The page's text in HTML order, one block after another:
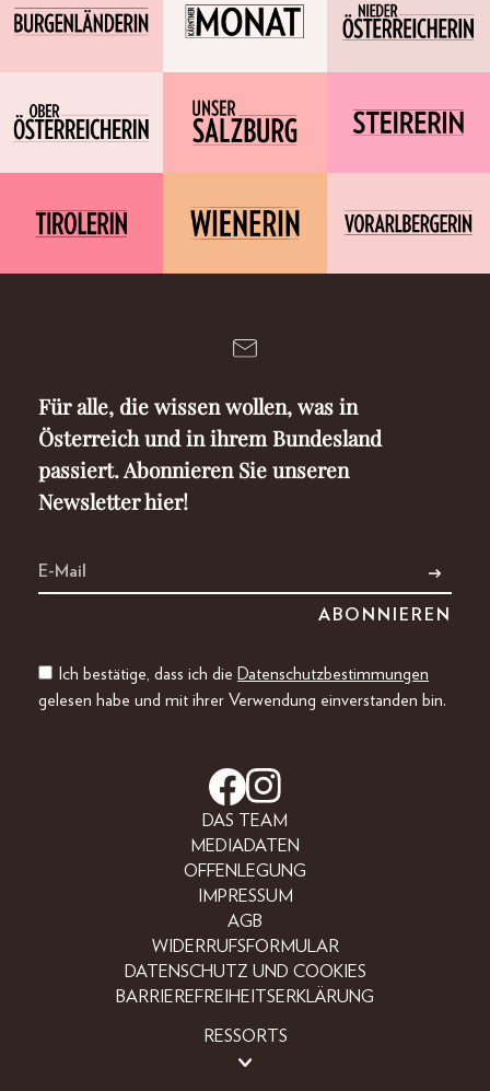
Für alle, die wissen wollen, was in
Österreich und in ihrem Bundesland
passiert. Abonnieren Sie unseren
Newsletter hier!
Ich bestätige, dass ich die Datenschutzbestimmungen
gelesen habe und mit ihrer Verwendung einverstanden bin.
DAS TEAM
MEDIADATEN
OFFENLEGUNG
IMPRESSUM
AGB
WIDERRUFSFORMULAR
DATENSCHUTZ UND COOKIES
BARRIEREFREIHEITSERKLÄRUNG
RESSORTS